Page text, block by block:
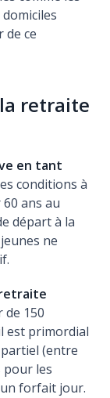
de ce
la retraite
en tant
conditions à
ans au
départ à la
ne
150
est primordial
partiel (entre
pour les
forfait jour.